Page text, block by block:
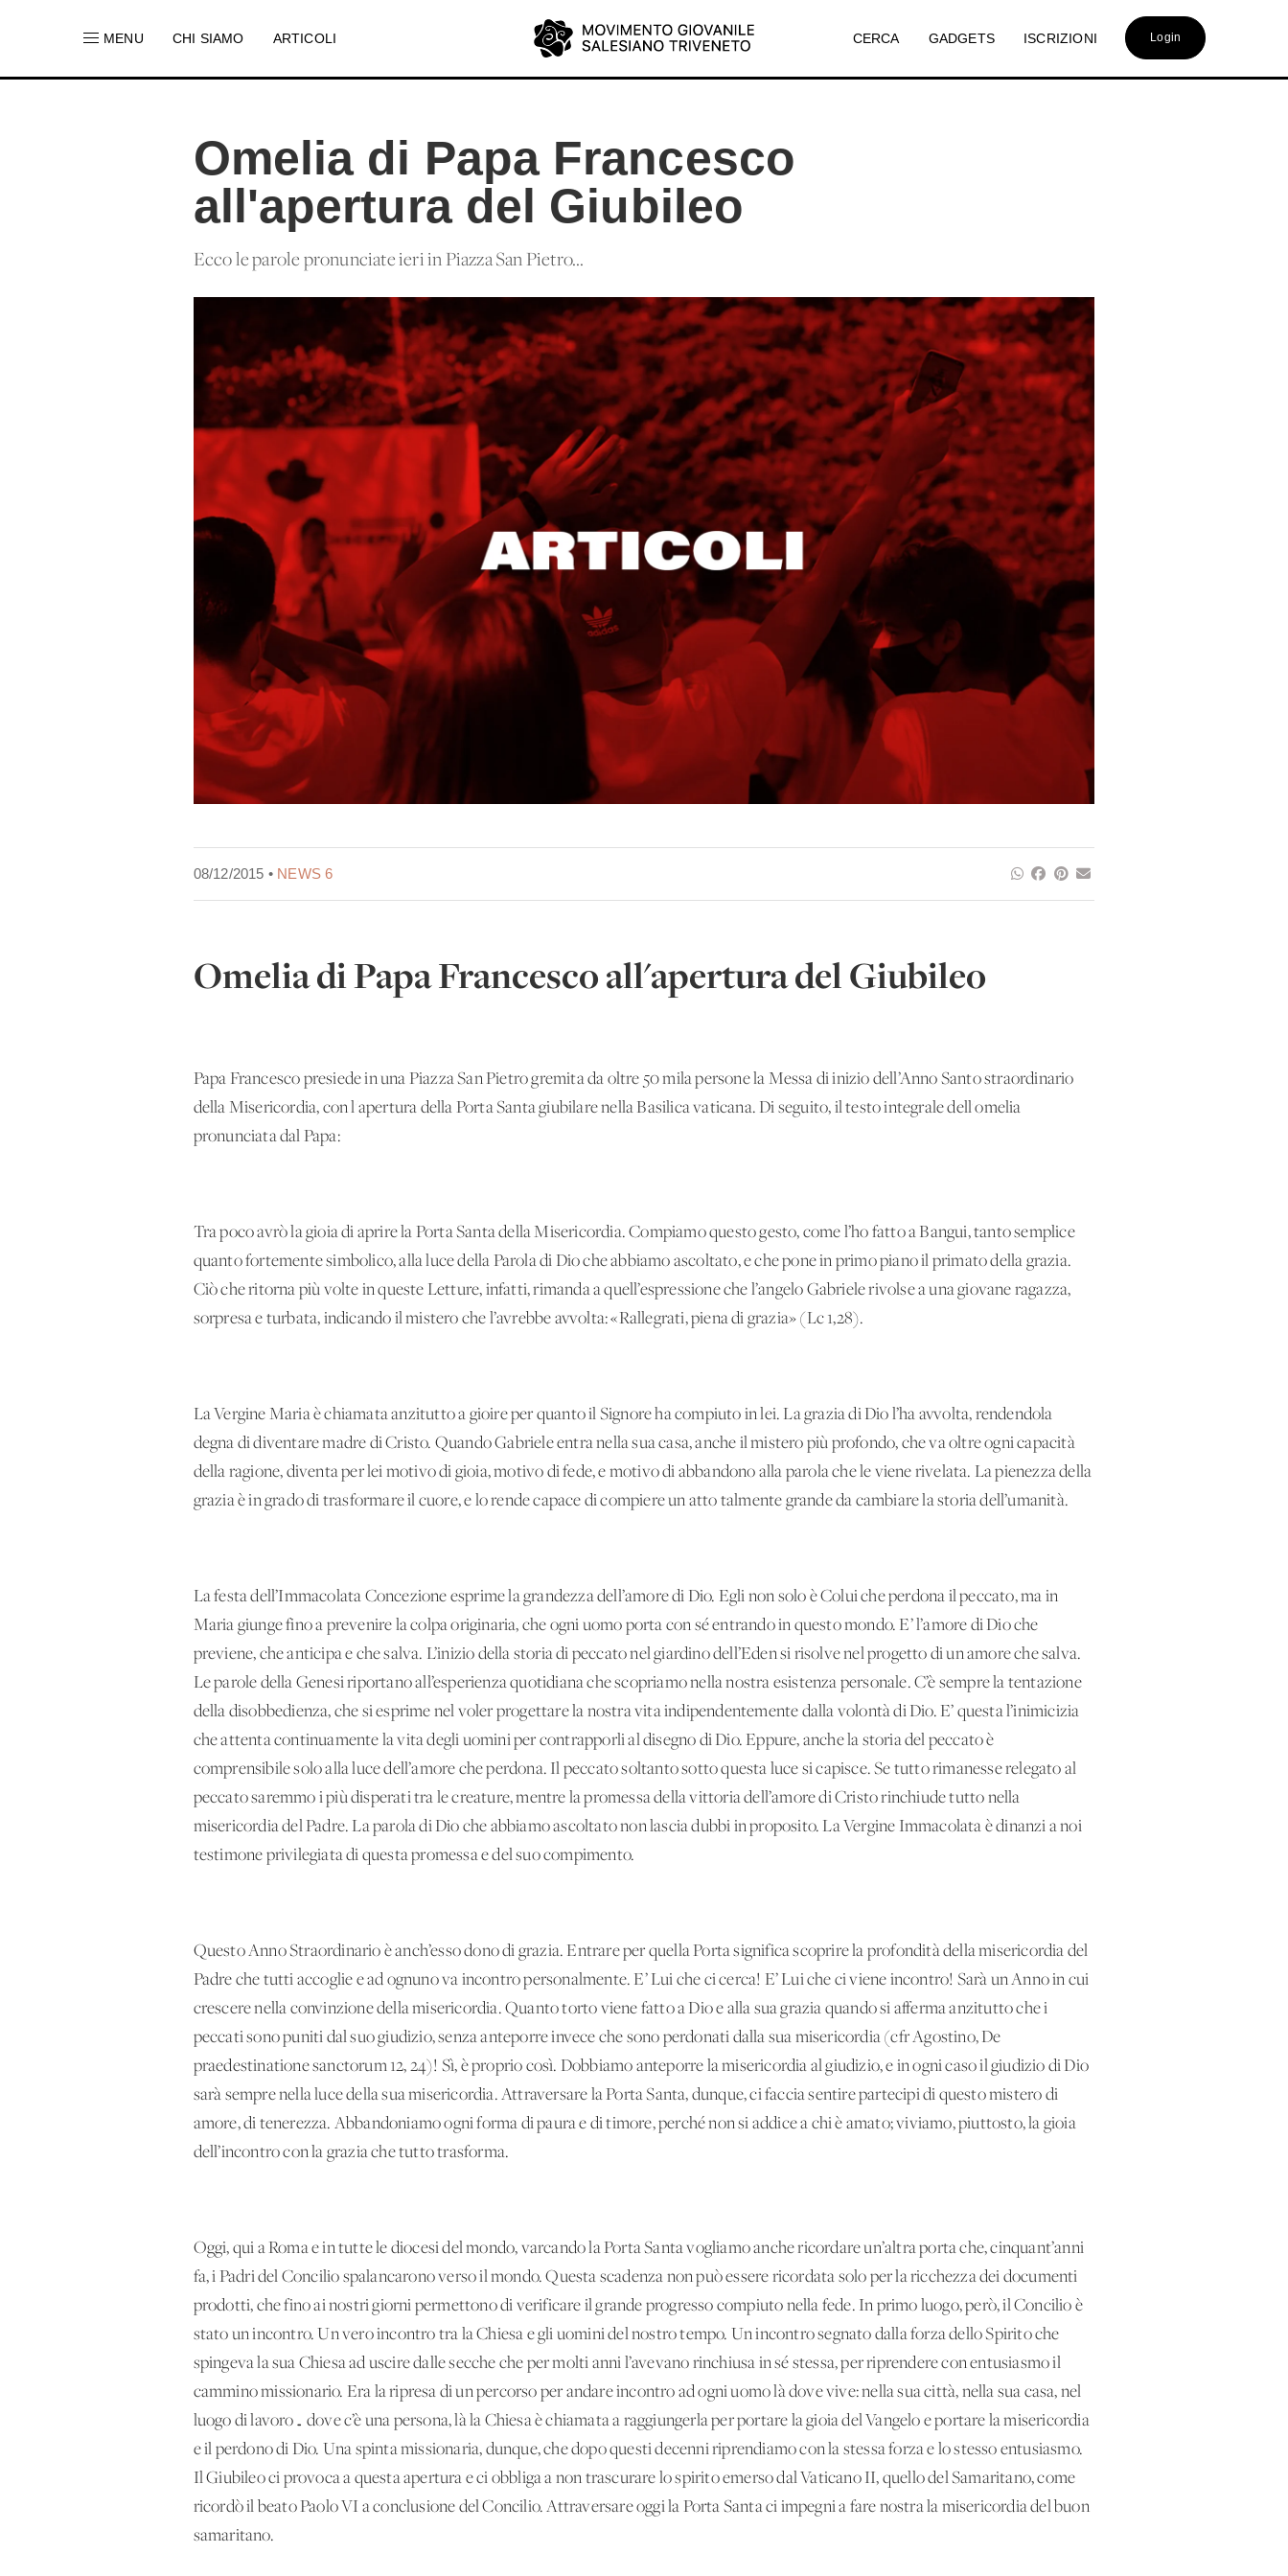
MENU CHI SIAMO ARTICOLI CERCA GADGETS ISCRIZIONI Login
Omelia di Papa Francesco
all'apertura del Giubileo
Ecco le parole pronunciate ieri in Piazza San Pietro...
08/12/2015 • NEWS 6
Omelia di Papa Francesco all'apertura del Giubileo
Papa Francesco presiede in una Piazza San Pietro gremita da oltre 50 mila persone la Messa di inizio dell’Anno Santo straordinario
della Misericordia, con l'apertura della Porta Santa giubilare nella Basilica vaticana. Di seguito, il testo integrale dell'omelia
pronunciata dal Papa:
Tra poco avrò la gioia di aprire la Porta Santa della Misericordia. Compiamo questo gesto, come l’ho fatto a Bangui, tanto semplice
quanto fortemente simbolico, alla luce della Parola di Dio che abbiamo ascoltato, e che pone in primo piano il primato della grazia.
Ciò che ritorna più volte in queste Letture, infatti, rimanda a quell’espressione che l’angelo Gabriele rivolse a una giovane ragazza,
sorpresa e turbata, indicando il mistero che l’avrebbe avvolta: «Rallegrati, piena di grazia» (Lc 1,28).
La Vergine Maria è chiamata anzitutto a gioire per quanto il Signore ha compiuto in lei. La grazia di Dio l’ha avvolta, rendendola
degna di diventare madre di Cristo. Quando Gabriele entra nella sua casa, anche il mistero più profondo, che va oltre ogni capacità
della ragione, diventa per lei motivo di gioia, motivo di fede, e motivo di abbandono alla parola che le viene rivelata. La pienezza della
grazia è in grado di trasformare il cuore, e lo rende capace di compiere un atto talmente grande da cambiare la storia dell’umanità.
La festa dell’Immacolata Concezione esprime la grandezza dell’amore di Dio. Egli non solo è Colui che perdona il peccato, ma in
Maria giunge fino a prevenire la colpa originaria, che ogni uomo porta con sé entrando in questo mondo. E’ l’amore di Dio che
previene, che anticipa e che salva. L’inizio della storia di peccato nel giardino dell’Eden si risolve nel progetto di un amore che salva.
Le parole della Genesi riportano all’esperienza quotidiana che scopriamo nella nostra esistenza personale. C’è sempre la tentazione
della disobbedienza, che si esprime nel voler progettare la nostra vita indipendentemente dalla volontà di Dio. E’ questa l’inimicizia
che attenta continuamente la vita degli uomini per contrapporli al disegno di Dio. Eppure, anche la storia del peccato è
comprensibile solo alla luce dell’amore che perdona. Il peccato soltanto sotto questa luce si capisce. Se tutto rimanesse relegato al
peccato saremmo i più disperati tra le creature, mentre la promessa della vittoria dell’amore di Cristo rinchiude tutto nella
misericordia del Padre. La parola di Dio che abbiamo ascoltato non lascia dubbi in proposito. La Vergine Immacolata è dinanzi a noi
testimone privilegiata di questa promessa e del suo compimento.
Questo Anno Straordinario è anch’esso dono di grazia. Entrare per quella Porta significa scoprire la profondità della misericordia del
Padre che tutti accoglie e ad ognuno va incontro personalmente. E’ Lui che ci cerca! E’ Lui che ci viene incontro! Sarà un Anno in cui
crescere nella convinzione della misericordia. Quanto torto viene fatto a Dio e alla sua grazia quando si afferma anzitutto che i
peccati sono puniti dal suo giudizio, senza anteporre invece che sono perdonati dalla sua misericordia (cfr Agostino, De
praedestinatione sanctorum 12, 24)! Sì, è proprio così. Dobbiamo anteporre la misericordia al giudizio, e in ogni caso il giudizio di Dio
sarà sempre nella luce della sua misericordia. Attraversare la Porta Santa, dunque, ci faccia sentire partecipi di questo mistero di
amore, di tenerezza. Abbandoniamo ogni forma di paura e di timore, perché non si addice a chi è amato; viviamo, piuttosto, la gioia
dell’incontro con la grazia che tutto trasforma.
Oggi, qui a Roma e in tutte le diocesi del mondo, varcando la Porta Santa vogliamo anche ricordare un’altra porta che, cinquant’anni
fa, i Padri del Concilio spalancarono verso il mondo. Questa scadenza non può essere ricordata solo per la ricchezza dei documenti
prodotti, che fino ai nostri giorni permettono di verificare il grande progresso compiuto nella fede. In primo luogo, però, il Concilio è
stato un incontro. Un vero incontro tra la Chiesa e gli uomini del nostro tempo. Un incontro segnato dalla forza dello Spirito che
spingeva la sua Chiesa ad uscire dalle secche che per molti anni l’avevano rinchiusa in sé stessa, per riprendere con entusiasmo il
cammino missionario. Era la ripresa di un percorso per andare incontro ad ogni uomo là dove vive: nella sua città, nella sua casa, nel
luogo di lavoro… dove c’è una persona, là la Chiesa è chiamata a raggiungerla per portare la gioia del Vangelo e portare la misericordia
e il perdono di Dio. Una spinta missionaria, dunque, che dopo questi decenni riprendiamo con la stessa forza e lo stesso entusiasmo.
Il Giubileo ci provoca a questa apertura e ci obbliga a non trascurare lo spirito emerso dal Vaticano II, quello del Samaritano, come
ricordò il beato Paolo VI a conclusione del Concilio. Attraversare oggi la Porta Santa ci impegni a fare nostra la misericordia del buon
samaritano.